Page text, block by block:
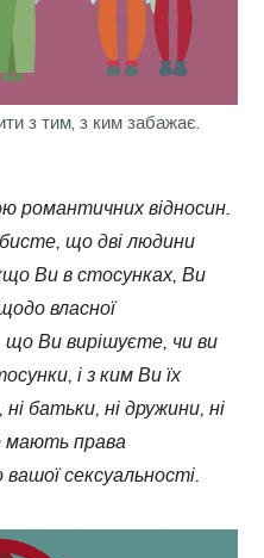
з тим, з ким забажає.
романтичних відносин.
що дві людини
Ви в стосунках,Ви
власної
щоВи вирішуєте, чиви
і з кимВи їх
батьки, ні дружини, ні
мають права
сексуальності.